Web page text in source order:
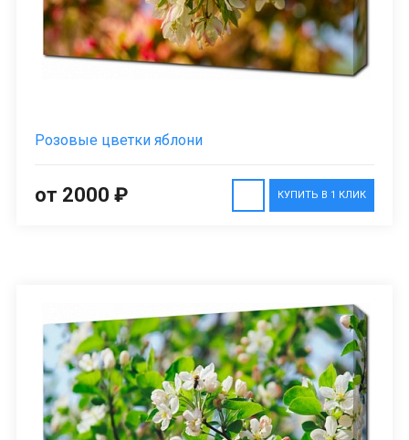
Розовые цветки яблони
КУПИТЬ В 1 КЛИК
от 2000 ₽